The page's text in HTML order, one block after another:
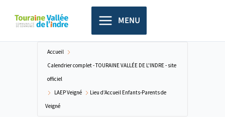
principal
MENU
Accueil
Calendrier complet - TOURAINE VALLÉE DE L'INDRE - site
officiel
LAEP Veigné
Lieu d’Accueil Enfants-Parents de
Veigné